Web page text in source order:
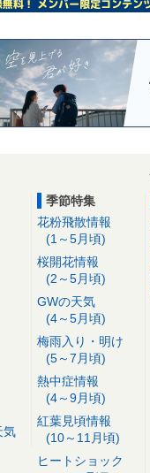
気
季節特集
花粉飛散情報
(1～5月頃)
桜開花情報
(2～5月頃)
GWの天気
(4～5月頃)
梅雨入り・明け
(5～7月頃)
熱中症情報
(4～9月頃)
紅葉見頃情報
(10～11月頃)
ヒートショック